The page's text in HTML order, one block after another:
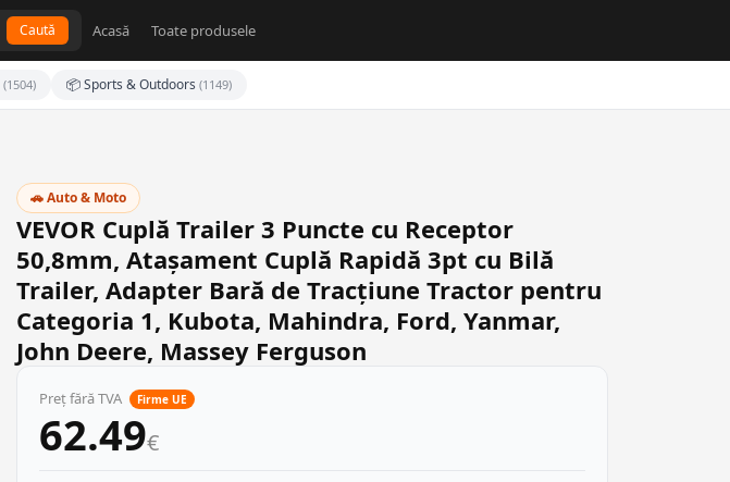
Caută Acasă Toate produsele
(1504) 📦 Sports & Outdoors (1149)
🚗 Auto & Moto
VEVOR Cuplă Trailer 3 Puncte cu Receptor
50,8mm, Atașament Cuplă Rapidă 3pt cu Bilă
Trailer, Adapter Bară de Tracțiune Tractor pentru
Categoria 1, Kubota, Mahindra, Ford, Yanmar,
John Deere, Massey Ferguson
Preț fără TVA Firme UE
62.49€